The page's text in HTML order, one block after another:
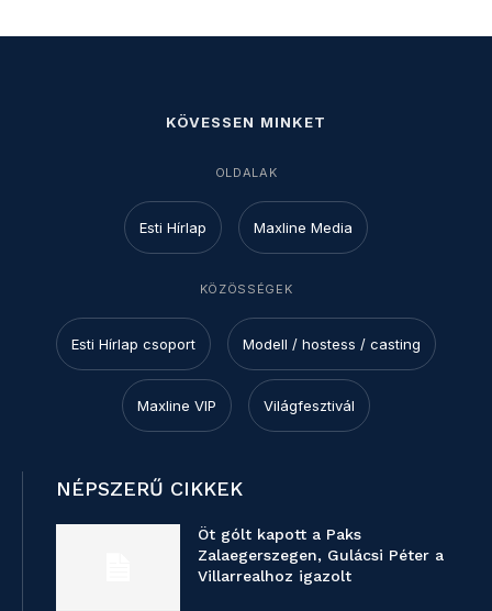
KÖVESSEN MINKET
OLDALAK
Esti Hírlap Maxline Media
KÖZÖSSÉGEK
Esti Hírlap csoport Modell / hostess / casting
Maxline VIP Világfesztivál
NÉPSZERŰ CIKKEK
Öt gólt kapott a Paks
Zalaegerszegen, Gulácsi Péter a
Villarrealhoz igazolt